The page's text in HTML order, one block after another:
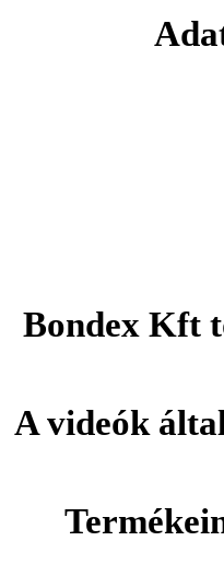
Bondex Kft
A videók